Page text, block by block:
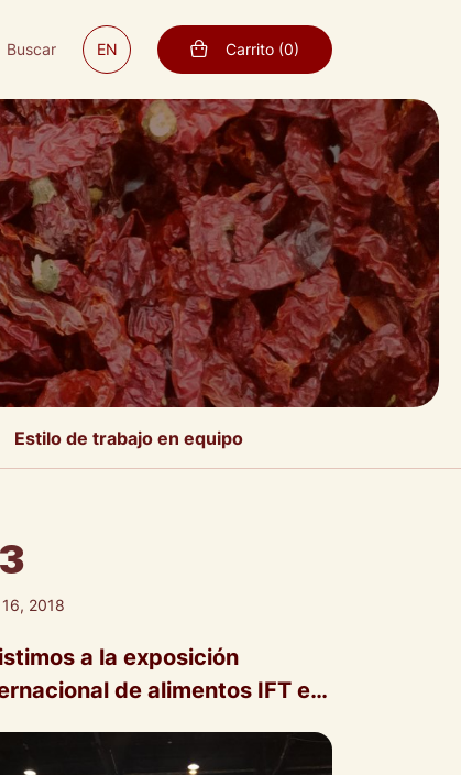
Carrito (0)
EN
Buscar
Estilo de trabajo en equipo
2018
a la exposición
de alimentos IFT en